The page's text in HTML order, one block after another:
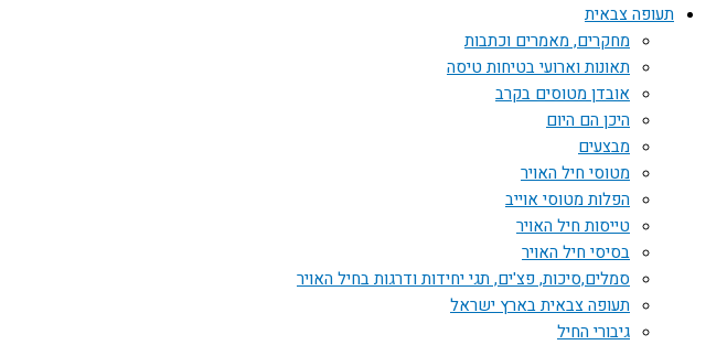
תעופה צבאית
מחקרים, מאמרים וכתבות
תאונות וארועי בטיחות טיסה
אובדן מטוסים בקרב
היכן הם היום
מבצעים
מטוסי חיל האויר
הפלות מטוסי אוייב
טייסות חיל האויר
בסיסי חיל האויר
סמלים,סיכות, פצ'ים, תגי יחידות ודרגות בחיל האויר
תעופה צבאית בארץ ישראל
גיבורי החיל